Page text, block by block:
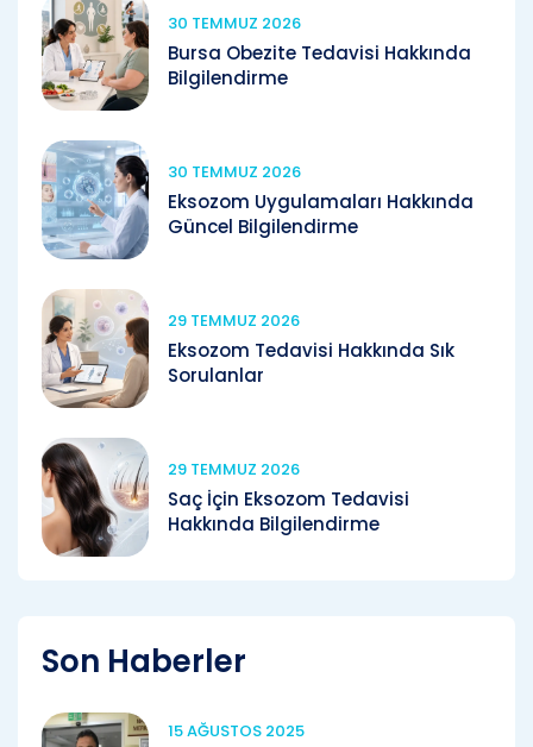
30 TEMMUZ 2026
Bursa Obezite Tedavisi Hakkında
Bilgilendirme
30 TEMMUZ 2026
Eksozom Uygulamaları Hakkında
Güncel Bilgilendirme
29 TEMMUZ 2026
Eksozom Tedavisi Hakkında Sık
Sorulanlar
29 TEMMUZ 2026
Saç İçin Eksozom Tedavisi
Hakkında Bilgilendirme
Son Haberler
15 AĞUSTOS 2025